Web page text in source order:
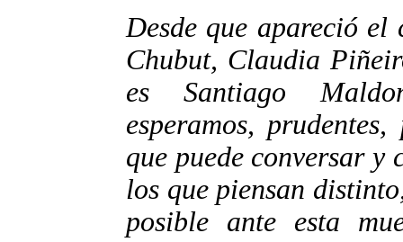
Desde que apareció
Chubut, Claudia
es Santiago
esperamos,
que puede conversar
los que piensan
posible ante esta